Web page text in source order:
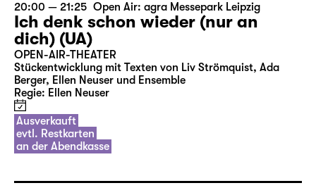
20:00 — 21:25 Open Air: agra Messepark Leipzig
Ich denk schon wieder (nur an
dich) (UA)
OPEN-AIR-THEATER
Stückentwicklung mit Texten von Liv Strömquist, Ada
Berger, Ellen Neuser und Ensemble
Regie: Ellen Neuser
Ausverkauft
evtl. Restkarten
an der Abendkasse